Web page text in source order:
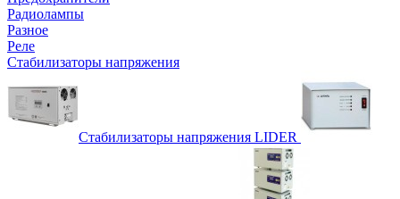
Радиолампы
Разное
Реле
Стабилизаторы напряжения
Стабилизаторы напряжения LIDER